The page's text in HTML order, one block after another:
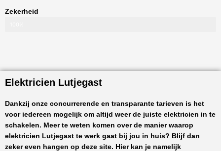
Zekerheid
Elektricien Lutjegast
Dankzij onze concurrerende en transparante tarieven is het
voor iedereen mogelijk om altijd weer de juiste elektricien in te
schakelen. Meer te weten komen over de manier waarop
elektricien Lutjegast te werk gaat bij jou in huis? Blijf dan
zeker even hangen op deze site. Hier kan je namelijk